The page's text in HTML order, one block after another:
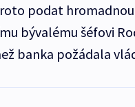
podat
bývalému šéfovi
banka požádala